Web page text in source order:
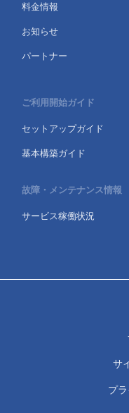
料金情報
お知らせ
パートナー
ご利用開始ガイド
セットアップガイド
基本構築ガイド
故障・メンテナンス情報
サービス稼働状況
サ
プ